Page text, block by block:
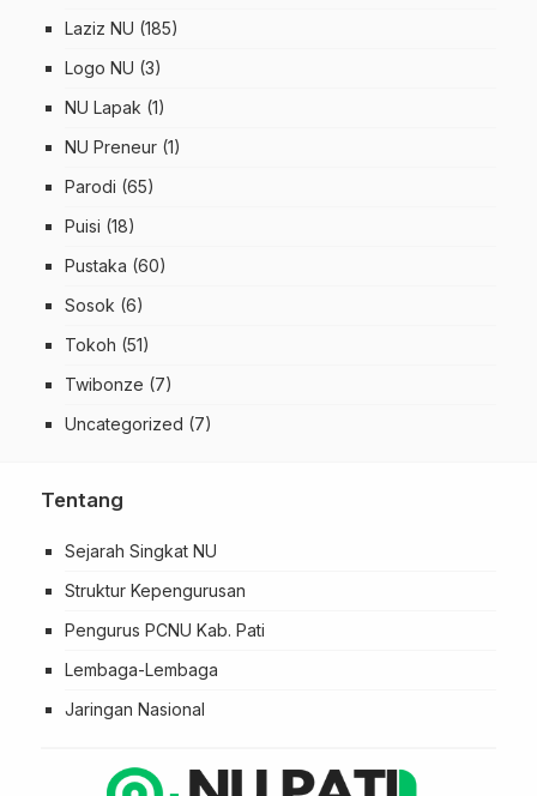
Laziz NU (185)
Logo NU (3)
NU Lapak (1)
NU Preneur (1)
Parodi (65)
Puisi (18)
Pustaka (60)
Sosok (6)
Tokoh (51)
Twibonze (7)
Uncategorized (7)
Tentang
Sejarah Singkat NU
Struktur Kepengurusan
Pengurus PCNU Kab. Pati
Lembaga-Lembaga
Jaringan Nasional